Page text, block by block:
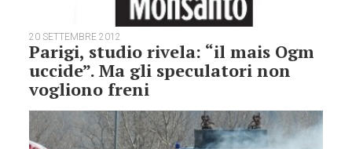
20 SETTEMBRE 2012
Parigi, studio rivela: “il mais Ogm
uccide”. Ma gli speculatori non
vogliono freni